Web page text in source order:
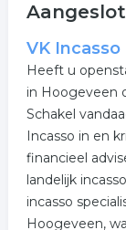
VK Incasso
Heeft u
in Hoogeveen
Schakel
Incasso in en
financieel
landelijk
incasso
Hoogeveen,